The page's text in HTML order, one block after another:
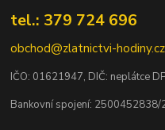
tel.: 379 724 696
obchod@zlatnictvi-hodiny.cz
IČO: 01621947, DIČ: neplátce
Bankovní spojení: 2500452838/